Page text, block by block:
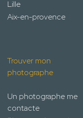
Lille
Aix-en-provence
Trouver mon
photographe
Un photographe me
contacte